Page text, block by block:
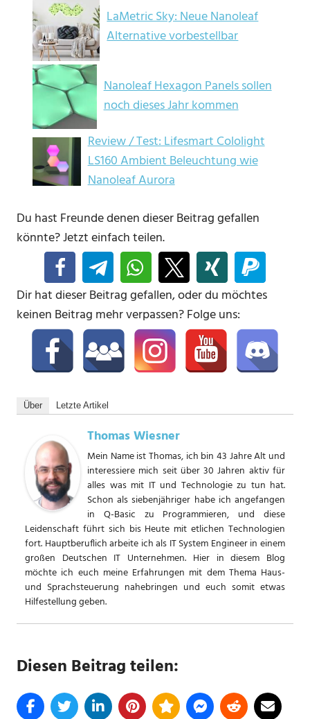
LaMetric Sky: Neue Nanoleaf
Alternative vorbestellbar
Nanoleaf Hexagon Panels sollen
noch dieses Jahr kommen
Review / Test: Lifesmart Cololight
LS160 Ambient Beleuchtung wie
Nanoleaf Aurora
Du hast Freunde denen dieser Beitrag gefallen
könnte? Jetzt einfach teilen.
Dir hat dieser Beitrag gefallen, oder du möchtes
keinen Beitrag mehr verpassen? Folge uns:
Über Letzte Artikel
Thomas Wiesner
Mein Name ist Thomas, ich bin 43 Jahre Alt und
interessiere mich seit über 30 Jahren aktiv für
alles was mit IT und Technologie zu tun hat.
Schon als siebenjähriger habe ich angefangen
in Q-Basic zu Programmieren, und diese
Leidenschaft führt sich bis Heute mit etlichen Technologien
fort. Hauptberuflich arbeite ich als IT System Engineer in einem
großen Deutschen IT Unternehmen. Hier in diesem Blog
möchte ich euch meine Erfahrungen mit dem Thema Haus-
und Sprachsteuerung nahebringen und euch somit etwas
Hilfestellung geben.
Diesen Beitrag teilen: